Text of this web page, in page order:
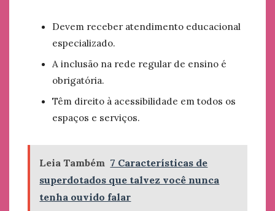
Devem receber atendimento educacional
especializado.
A inclusão na rede regular de ensino é
obrigatória.
Têm direito à acessibilidade em todos os
espaços e serviços.
Leia Também 7 Características de
superdotados que talvez você nunca
tenha ouvido falar